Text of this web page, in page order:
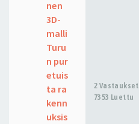
nen
3D-
malli
Turu
n pur
etuis
ta ra
kenn
uksis
2 Vastaukset
7353 Luettu